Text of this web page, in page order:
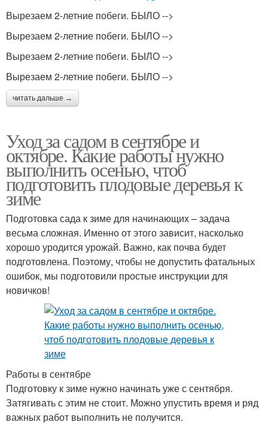
Вырезаем 2-летние побеги. БЫЛО -->
Вырезаем 2-летние побеги. БЫЛО -->
Вырезаем 2-летние побеги. БЫЛО -->
Вырезаем 2-летние побеги. БЫЛО -->
читать дальше →
Уход за садом в сентябре и
октябре. Какие работы нужно
выполнить осенью, чтоб
подготовить плодовые деревья к
зиме
Подготовка сада к зиме для начинающих – задача
весьма сложная. Именно от этого зависит, насколько
хорошо уродится урожай. Важно, как почва будет
подготовлена. Поэтому, чтобы не допустить фатальных
ошибок, мы подготовили простые инструкции для
новичков!
Работы в сентябре
Подготовку к зиме нужно начинать уже с сентября.
Затягивать с этим не стоит. Можно упустить время и ряд
важных работ выполнить не получится.